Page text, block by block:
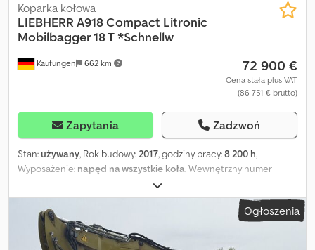
Kaufungen 662 km
Koparka kołowa
LIEBHERR A918 Compact Litronic
Mobilbagger 18 T *Schnellw
72 900 €
Cena stała plus VAT
(86 751 € brutto)
Zapytania Zadzwoń
Stan:używany, Rok budowy:2017, godziny pracy:8 200 h,
Wyposażenie: napęd na wszystkie koła, Wewnętrzny numer
pojazdu: G400139 Pojazd niemiecki Na naszym placu w Kaufungen
– Kassel, dostępny od zaraz Więcej informacji u Luis Lucena
LIEBHERR A918 Compact Litronic koparka kołowa Rok produkcji
2017 115 kW 18 000 kg Hydrauliczne przyłącze do młota 8 200 mth
Szybkozłącze Zastrzegamy możliwość pomyłek i zmian Chętnie
Ogłoszenia